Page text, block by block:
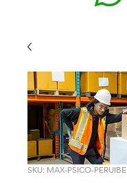
SKU: MAX-PSICO-PERUIBE